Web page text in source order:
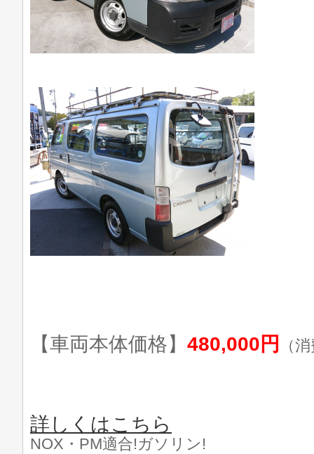
【車両本体価格】 480,000円 （
詳しくはこちら
NOX・PM適合!ガソリン!